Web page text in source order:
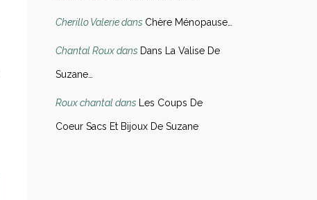
Cherillo Valeriedans Chère Ménopause…
Chantal Rouxdans Dans La Valise De
Suzane…
Roux chantaldans Les Coups De
Coeur Sacs Et Bijoux De Suzane